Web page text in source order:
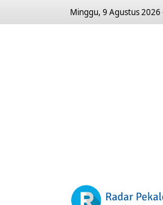
Minggu, 9 Agustus 2026